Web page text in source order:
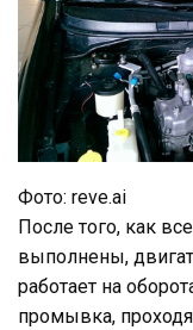
Фото: reve.ai
После того, как
выполнены,
работает на
промывка,